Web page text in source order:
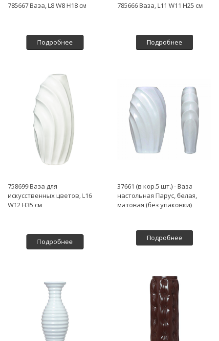
785667 Ваза, L8 W8 H18 см
Подробнее
785666 Ваза, L11 W11 H25 см
Подробнее
758699 Ваза для
искусственных цветов, L16
W12 H35 см
Подробнее
37661 (в кор.5 шт.) - Ваза
настольная Парус, белая,
матовая (без упаковки)
Подробнее